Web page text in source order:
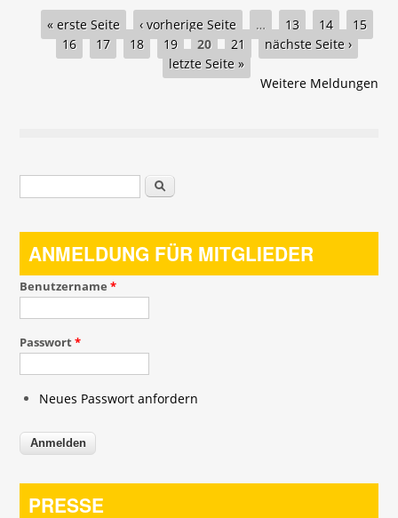
Seiten
« erste Seite ‹ vorherige Seite … 13 14
15
16
17 18 19 20 21
nächste Seite ›
letzte Seite »
Weitere Meldungen
Suchformular Suche
ANMELDUNG FÜR MITGLIEDER
Benutzername*
Passwort*
Neues Passwort anfordern
PRESSE